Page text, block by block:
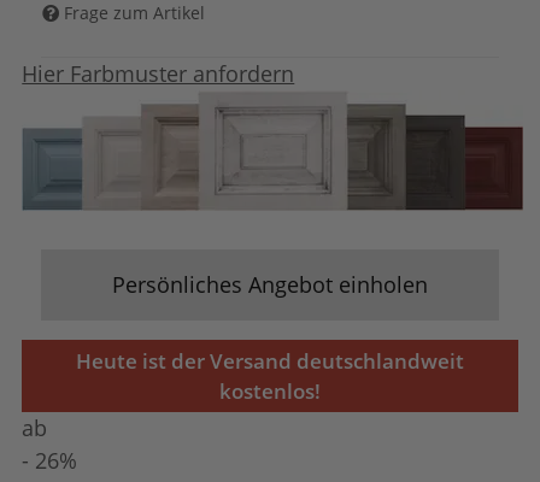
Frage zum Artikel
Hier Farbmuster anfordern
Persönliches Angebot einholen
Heute ist der Versand deutschlandweit
kostenlos!
ab
- 26%